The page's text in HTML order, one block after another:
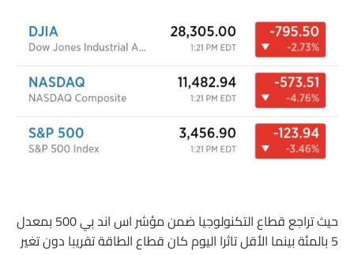
حيث تراجع قطاع التكنولوجيا ضمن مؤشر اس اند بي 500 بمعدل
5 بالمئة بينما الأقل تاثرا اليوم كان قطاع الطاقة تقريبا دون تغير